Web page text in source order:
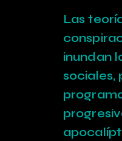
Las
inundan
sociales,